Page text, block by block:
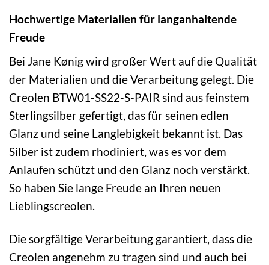
Hochwertige Materialien für langanhaltende
Freude
Bei Jane Kønig wird großer Wert auf die Qualität
der Materialien und die Verarbeitung gelegt. Die
Creolen BTW01-SS22-S-PAIR sind aus feinstem
Sterlingsilber gefertigt, das für seinen edlen
Glanz und seine Langlebigkeit bekannt ist. Das
Silber ist zudem rhodiniert, was es vor dem
Anlaufen schützt und den Glanz noch verstärkt.
So haben Sie lange Freude an Ihren neuen
Lieblingscreolen.
Die sorgfältige Verarbeitung garantiert, dass die
Creolen angenehm zu tragen sind und auch bei